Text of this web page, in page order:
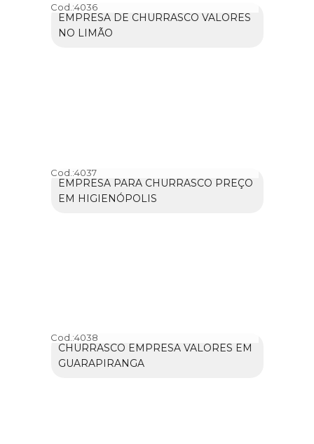
Cod.:4036
EMPRESA DE CHURRASCO VALORES
NO LIMÃO
Cod.:4037
EMPRESA PARA CHURRASCO PREÇO
EM HIGIENÓPOLIS
Cod.:4038
CHURRASCO EMPRESA VALORES EM
GUARAPIRANGA